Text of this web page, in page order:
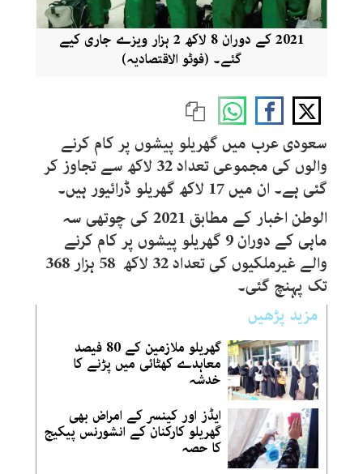
2021 کے دوران 8 لاکھ 2 ہزار ویزے جاری کیے
گئے۔ (فوٹو الاقتصادیہ)
سعودی عرب میں گھریلو پیشوں پر کام کرنے
والوں کی مجموعی تعداد 32 لاکھ سے تجاوز کر
گئی ہے۔ ان میں 17 لاکھ گھریلو ڈرائیور ہیں۔
الوطن اخبار کے مطابق 2021 کی چوتھی سہ
ماہی کے دوران 9 گھریلو پیشوں پر کام کرنے
والے غیرملکیوں کی تعداد 32 لاکھ 58 ہزار 368
تک پہنچ گئی۔
مزید پڑھیں
گھریلو ملازمین کے 80 فیصد
معاہدے کھٹائی میں پڑنے کا
خدشہ
ایڈز اور کینسر کے امراض بھی
گھریلو کارکنان کے انشورنس پیکیج
کا حصہ